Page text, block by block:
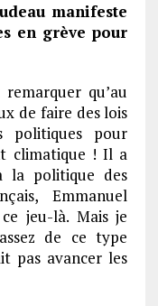
manifeste
en grève pour
qu’au
de faire des lois
politiques pour
climatique ! Il a
la politique des
Emmanuel
jeu-là. Mais je
de ce type
pas avancer les